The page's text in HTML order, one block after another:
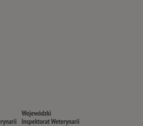
Security